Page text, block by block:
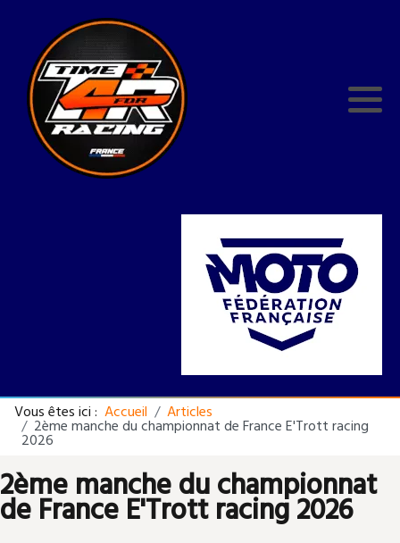
Vous êtes ici : Accueil Articles
2ème manche du championnat de France E'Trott racing
2026
2ème manche du championnat
de France E'Trott racing 2026